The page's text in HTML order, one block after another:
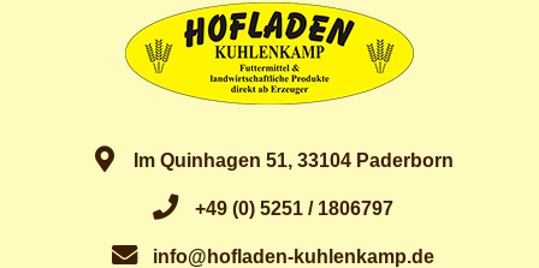
Im Quinhagen 51, 33104 Paderborn
+49 (0) 5251 / 1806797
info@hofladen-kuhlenkamp.de